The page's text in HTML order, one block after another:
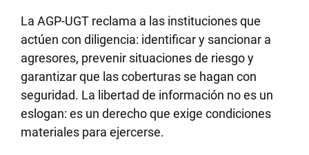
La AGP-UGT reclama a las instituciones que
actúen con diligencia: identificar y sancionar a
agresores, prevenir situaciones de riesgo y
garantizar que las coberturas se hagan con
seguridad. La libertad de información no es un
eslogan: es un derecho que exige condiciones
materiales para ejercerse.